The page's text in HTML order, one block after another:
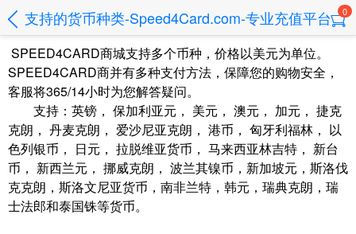
支持的货币种类-Speed4Card.com-专业充值平台 0
SPEED4CARD商城支持多个币种，价格以美元为单位。
SPEED4CARD商并有多种支付方法，保障您的购物安全，
客服将365/14小时为您解答疑问。
支持：英镑， 保加利亚元， 美元， 澳元， 加元， 捷克
克朗， 丹麦克朗， 爱沙尼亚克朗， 港币， 匈牙利福林， 以
色列银币， 日元， 拉脱维亚货币， 马来西亚林吉特， 新台
币， 新西兰元， 挪威克朗， 波兰其镍币，新加坡元，斯洛伐
克克朗，斯洛文尼亚货币，南非兰特，韩元，瑞典克朗，瑞
士法郎和泰国铢等货币。